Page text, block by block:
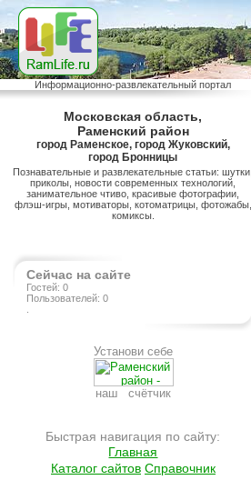
Информационно-развлекательный портал
Московская область,
Раменский район
город Раменское, город Жуковский,
город Бронницы
Познавательные и развлекательные статьи: шутки,
приколы, новости современных технологий,
занимательное чтиво, красивые фотографии,
флэш-игры, мотиваторы, котоматрицы, фотожабы,
комиксы.
Сейчас на сайте
Гостей: 0
Пользователей: 0
Установи себе
наш счётчик
Быстрая навигация по сайту:
Главная
Каталог сайтов Справочник